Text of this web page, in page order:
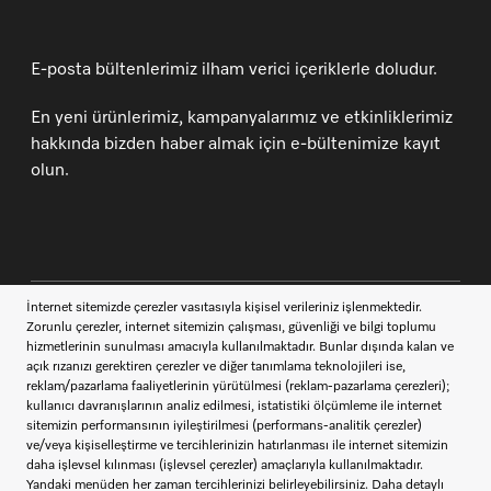
E-posta bültenlerimiz ilham verici içeriklerle doludur.
En yeni ürünlerimiz, kampanyalarımız ve etkinliklerimiz
hakkında bizden haber almak için e-bültenimize kayıt
olun.
İletişim Müşteri Hizmetleri 444 11 22
Miele takipçisi ol